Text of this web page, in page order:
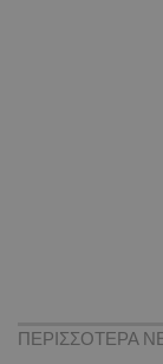
ΠΕΡΙΣΣΟΤΕΡΑ